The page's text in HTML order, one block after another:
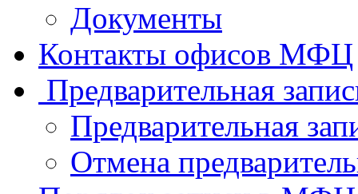
Документы
Контакты офисов МФЦ
Предварительная
Предварительная
Отмена